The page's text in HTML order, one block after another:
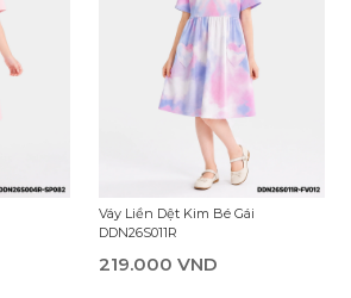
Váy Liền Dệt Kim Bé Gái
DDN26S011R
219.000 VND